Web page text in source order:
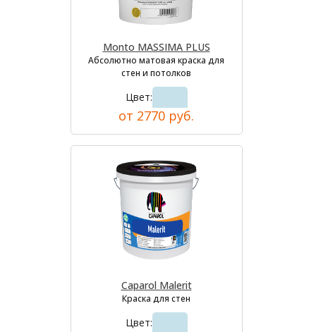
Monto MASSIMA PLUS
Абсолютно матовая краска для
стен и потолков
Цвет:
от 2770 руб.
Caparol Malerit
Краска для стен
Цвет: